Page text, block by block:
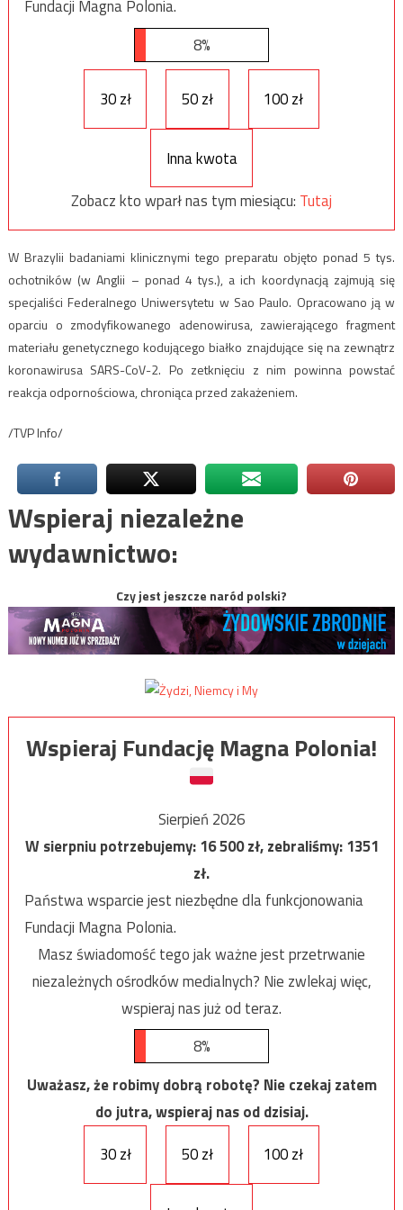
Fundacji Magna Polonia.
8%
30 zł 50 zł 100 zł
Inna kwota
Zobacz kto wparł nas tym miesiącu: Tutaj
W Brazylii badaniami klinicznymi tego preparatu objęto ponad 5 tys.
ochotników (w Anglii – ponad 4 tys.), a ich koordynacją zajmują się
specjaliści Federalnego Uniwersytetu w Sao Paulo. Opracowano ją w
oparciu o zmodyfikowanego adenowirusa, zawierającego fragment
materiału genetycznego kodującego białko znajdujące się na zewnątrz
koronawirusa SARS-CoV-2. Po zetknięciu z nim powinna powstać
reakcja odpornościowa, chroniąca przed zakażeniem.
/TVP Info/
Wspieraj niezależne
wydawnictwo:
Czy jest jeszcze naród polski?
Wspieraj Fundację Magna Polonia!
Sierpień 2026
W sierpniu potrzebujemy:16 500zł, zebraliśmy:1351
zł.
Państwa wsparcie jest niezbędne dla funkcjonowania
Fundacji Magna Polonia.
Masz świadomość tego jak ważne jest przetrwanie
niezależnych ośrodków medialnych? Nie zwlekaj więc,
wspieraj nas już od teraz.
8%
Uważasz, że robimy dobrą robotę? Nie czekaj zatem
do jutra, wspieraj nas od dzisiaj.
30 zł
50 zł 100 zł